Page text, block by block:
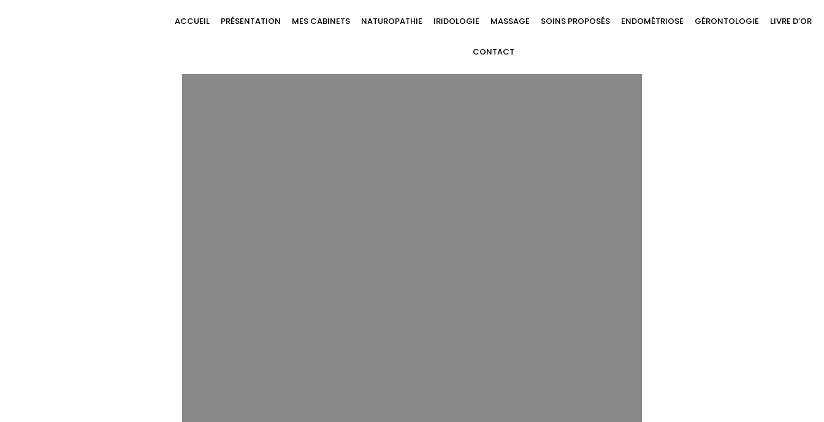
ACCUEIL PRÉSENTATION MES CABINETS NATUROPATHIE IRIDOLOGIE MASSAGE SOINS PROPOSÉS ENDOMÉTRIOSE GÉRONTOLOGIE LIVRE D’OR
CONTACT